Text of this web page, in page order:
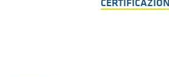
CERTIFICAZIONI